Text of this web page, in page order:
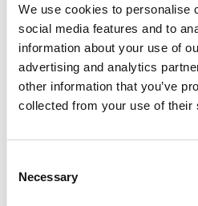
We use cookies to personalise
social media features and to
information about your use of
advertising and analytics
other information that you’ve
collected from your use of their
Selection
Necessary
6 srpna 2026
Zahraniční obchod Itálie –